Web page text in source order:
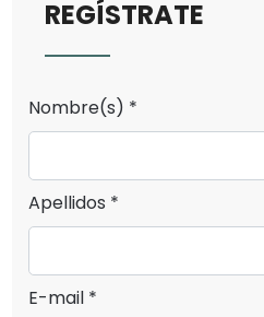
REGÍSTRATE
Nombre(s) *
Apellidos *
E-mail *